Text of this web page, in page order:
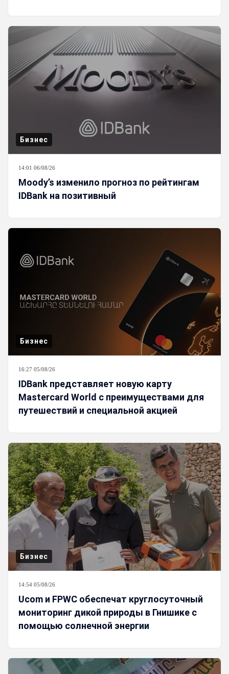
Бизнес
14:01 06/08/26
Moody’s изменило прогноз по рейтингам
IDBank на позитивный
Бизнес
16:27 05/08/26
IDBank представляет новую карту
Mastercard World с преимуществами для
путешествий и специальной акцией
Бизнес
14:54 05/08/26
Ucom и FPWC обеспечат круглосуточный
мониторинг дикой природы в Гнишике с
помощью солнечной энергии